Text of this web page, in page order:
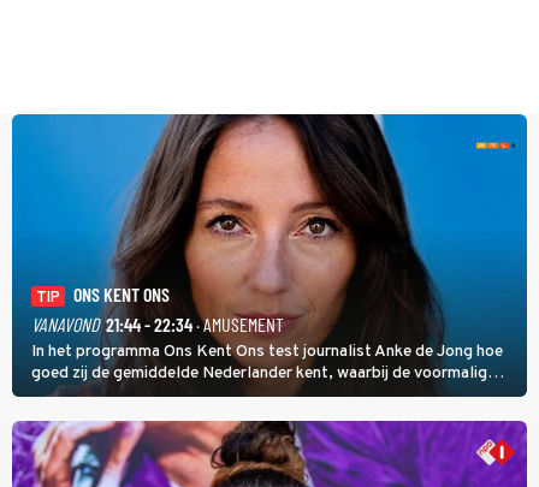
TIP
ONS KENT ONS
VANAVOND 21:44 - 22:34· AMUSEMENT
In het programma Ons Kent Ons test journalist Anke de Jong hoe
goed zij de gemiddelde Nederlander kent, waarbij de voormalig
hoofdredacteur van modebladen Glamour en Elle het samen met
rapper Keizer opneemt tegen Edson da Graça en Marc-Marie
Huijbregts.